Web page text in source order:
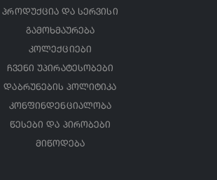
პროდუქცია და სერვისი
გამოხმაურება
კოლექციები
ჩვენი უპირატესობები
დაბრუნების პოლიტიკა
კონფინდენციალობა
წესები და პირობები
მიწოდება